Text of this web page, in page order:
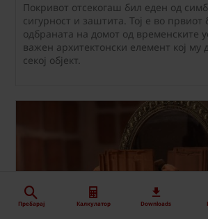
Покривот отсекогаш бил еден од
сигурност и заштита. Тој е во
одбраната на домот од временските
важен архитектонски елемент кој му
секој објект.
Пребарај Калкулатор Downloads